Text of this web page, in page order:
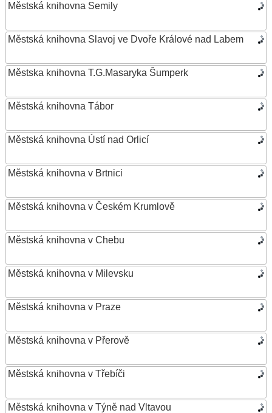
Městská knihovna Semily
Městská knihovna Slavoj ve Dvoře Králové nad Labem
Městska knihovna T.G.Masaryka Šumperk
Městská knihovna Tábor
Městská knihovna Ústí nad Orlicí
Městská knihovna v Brtnici
Městská knihovna v Českém Krumlově
Městská knihovna v Chebu
Městská knihovna v Milevsku
Městská knihovna v Praze
Městská knihovna v Přerově
Městská knihovna v Třebíči
Městská knihovna v Týně nad Vltavou